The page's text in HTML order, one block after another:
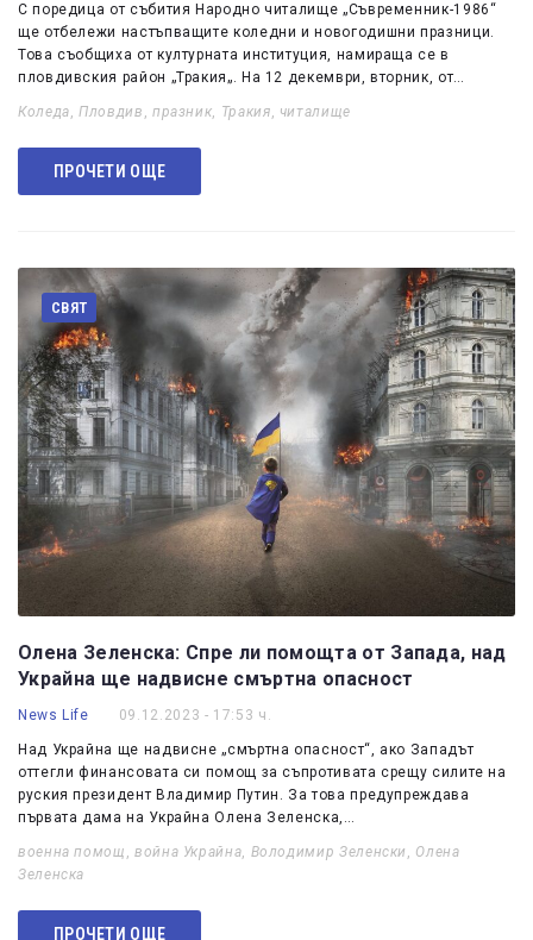
С поредица от събития Народно читалище „Съвременник-1986“
ще отбележи настъпващите коледни и новогодишни празници.
Това съобщиха от културната институция, намираща се в
пловдивския район „Тракия„. На 12 декември, вторник, от…
Коледа,Пловдив , празник, Тракия, читалище
ПРОЧЕТИ ОЩЕ
СВЯТ
Олена Зеленска: Спре ли помощта от Запада, над
Украйна ще надвисне смъртна опасност
News Life 09.12.2023 - 17:53 ч.
Над Украйна ще надвисне „смъртна опасност“, ако Западът
оттегли финансовата си помощ за съпротивата срещу силите на
руския президент Владимир Путин. За това предупреждава
първата дама на Украйна Олена Зеленска,…
военна помощ , война Украйна, Володимир Зеленски , Олена
Зеленска
ПРОЧЕТИ ОЩЕ